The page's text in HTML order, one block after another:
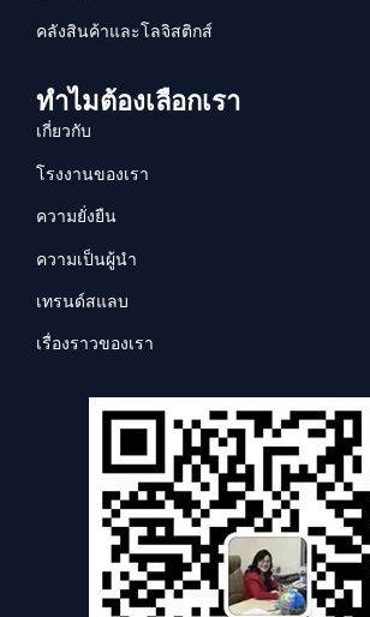
คลังสินค้าและโลจิสติกส์
ทำไมต้องเลือกเรา
เกี่ยวกับ
โรงงานของเรา
ความยั่งยืน
ความเป็นผู้นำ
เทรนด์สแลบ
เรื่องราวของเรา